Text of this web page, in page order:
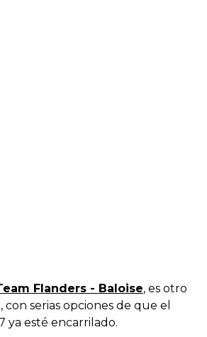
Flanders - Baloise, es otro
serias opciones de que el
ya esté encarrilado.